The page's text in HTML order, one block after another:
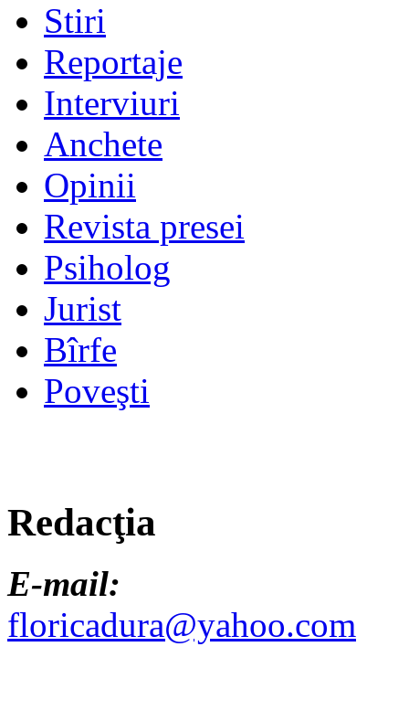
Stiri
Reportaje
Interviuri
Anchete
Opinii
Revista presei
Psiholog
Jurist
Bîrfe
Poveşti
Redacţia
E-mail:
floricadura@yahoo.com